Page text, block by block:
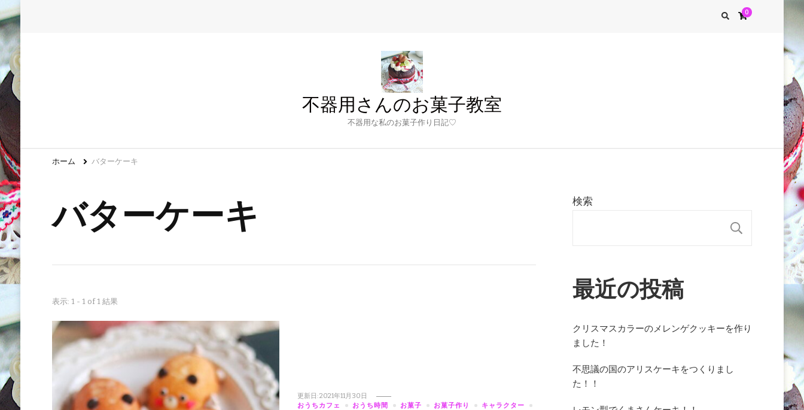
0
不器用さんのお菓子教室
不器用な私のお菓子作り日記♡
ホーム バターケーキ
バターケーキ
表示: 1 - 1 of 1 結果
更新日:2021年11月30日
おうちカフェ
おうち時間 お菓子 お菓子作り
キャラクター
検索
最近の投稿
クリスマスカラーのメレンゲクッキーを作り
ました！
不思議の国のアリスケーキをつくりまし
た！！